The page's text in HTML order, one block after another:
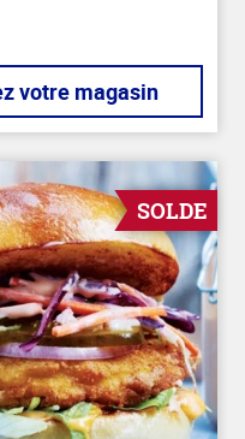
votre magasin
SOLDE